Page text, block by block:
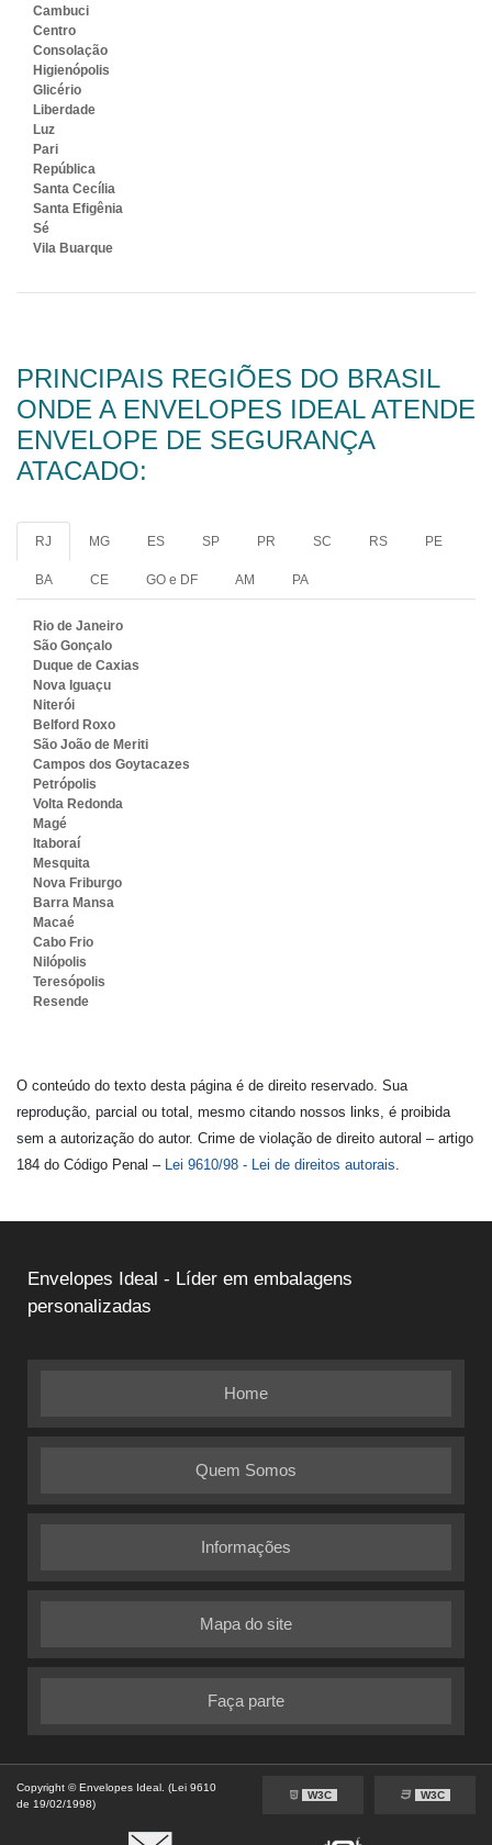
Cambuci
Centro
Consolação
Higienópolis
Glicério
Liberdade
Luz
Pari
República
Santa Cecília
Santa Efigênia
Sé
Vila Buarque
PRINCIPAIS REGIÕES DO BRASIL
ONDE A ENVELOPES IDEAL ATENDE
ENVELOPE DE SEGURANÇA
ATACADO:
RJ MG ES SP PR SC RS PE
BA CE GO e DF AM PA
Rio de Janeiro
São Gonçalo
Duque de Caxias
Nova Iguaçu
Niterói
Belford Roxo
São João de Meriti
Campos dos Goytacazes
Petrópolis
Volta Redonda
Magé
Itaboraí
Mesquita
Nova Friburgo
Barra Mansa
Macaé
Cabo Frio
Nilópolis
Teresópolis
Resende
O conteúdo do texto desta página é de direito reservado. Sua
reprodução, parcial ou total, mesmo citando nossos links, é proibida
sem a autorização do autor. Crime de violação de direito autoral – artigo
184 do Código Penal – Lei 9610/98 - Lei de direitos autorais.
Envelopes Ideal - Líder em embalagens
personalizadas
Home
Quem Somos
Informações
Mapa do site
Faça parte
Copyright © Envelopes Ideal. (Lei 9610
de 19/02/1998)
W3C W3C